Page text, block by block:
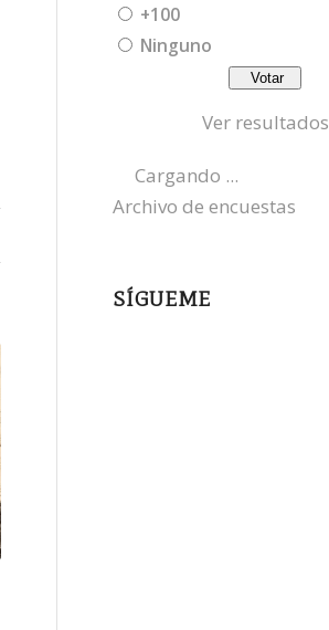
+100
Ninguno
Ver resultados
Cargando ...
Archivo de encuestas
SÍGUEME